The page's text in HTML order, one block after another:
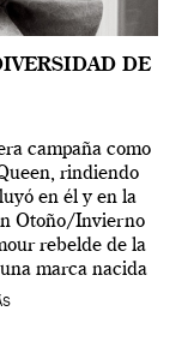
DE
campaña como
rindiendo
en él y en la
Otoño/Invierno
rebelde de la
marca nacida
[…]